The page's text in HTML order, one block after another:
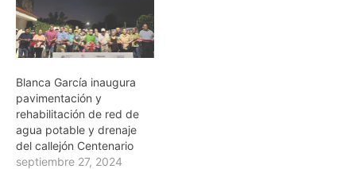
Blanca García inaugura
pavimentación y
rehabilitación de red de
agua potable y drenaje
del callejón Centenario
septiembre 27, 2024